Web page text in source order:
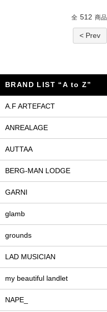
全 512 商品
< Prev
BRAND LIST “A to Z”
A.F ARTEFACT
ANREALAGE
AUTTAA
BERG-MAN LODGE
GARNI
glamb
grounds
LAD MUSICIAN
my beautiful landlet
NAPE_